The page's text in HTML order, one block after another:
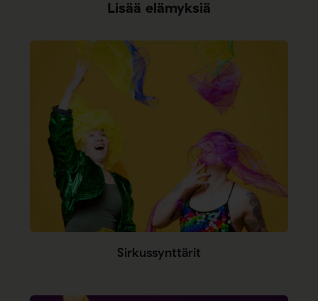
Lisää elämyksiä
Sirkussynttärit